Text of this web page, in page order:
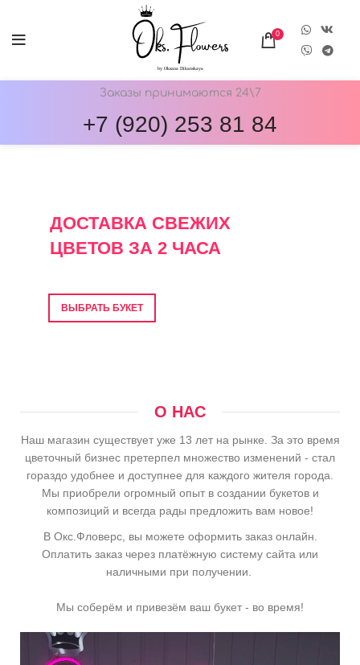
0
Заказы принимаются 24\7
+7 (920) 253 81 84
ДОСТАВКА СВЕЖИХ
ЦВЕТОВ ЗА 2 ЧАСА
ВЫБРАТЬ БУКЕТ
О НАС
Наш магазин существует уже 13 лет на рынке. За это время
цветочный бизнес претерпел множество изменений - стал
гораздо удобнее и доступнее для каждого жителя города.
Мы приобрели огромный опыт в создании букетов и
композиций и всегда рады предложить вам новое!
В Окс.Фловерс, вы можете оформить заказ онлайн.
Оплатить заказ через платёжную систему сайта или
наличными при получении.
Мы соберём и привезём ваш букет - во время!